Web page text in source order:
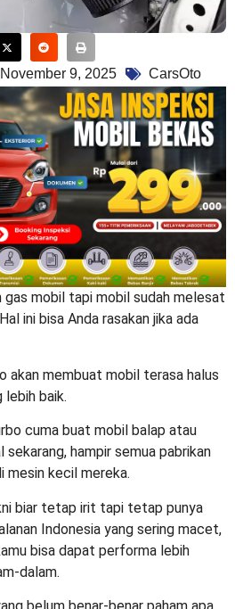
November 9, 2025 CarsOto
gas mobil tapi mobil sudah melesat
ini bisa Anda rasakan jika ada
akan membuat mobil terasa halus
lebih baik.
cuma buat mobil balap atau
sekarang, hampir semua pabrikan
mesin kecil mereka.
biar tetap irit tapi tetap punya
Indonesia yang sering macet,
bisa dapat performa lebih
dalam.